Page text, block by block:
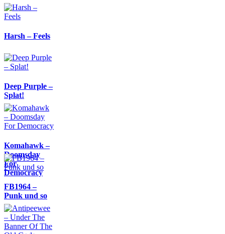
Harsh – Feels
Deep Purple –
Splat!
Komahawk –
Doomsday
For
Democracy
FB1964 –
Punk und so